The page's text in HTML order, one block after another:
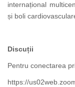
internațional
și boli
Discuții
Pentru conectarea
https://